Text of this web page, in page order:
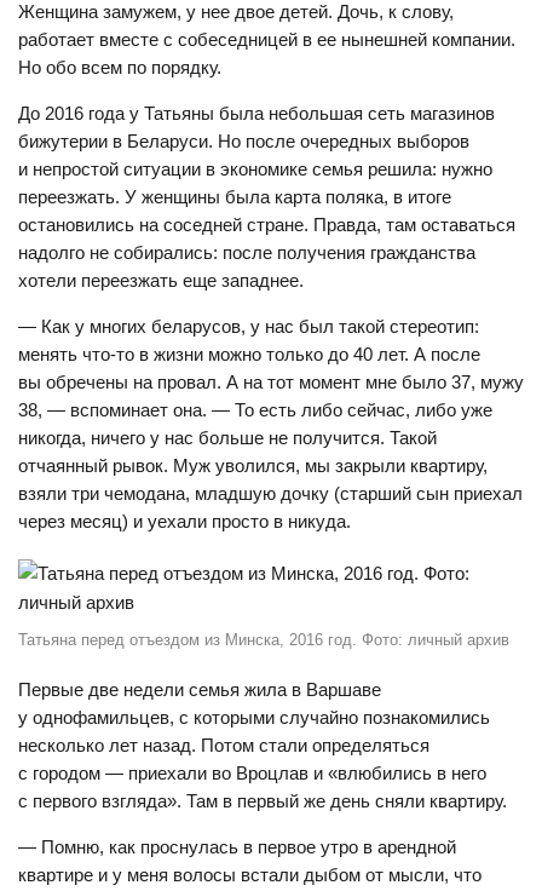
Женщина замужем, у нее двое детей. Дочь, к слову,
работает вместе с собеседницей в ее нынешней компании.
Но обо всем по порядку.
До 2016 года у Татьяны была небольшая сеть магазинов
бижутерии в Беларуси. Но после очередных выборов
и непростой ситуации в экономике семья решила: нужно
переезжать. У женщины была карта поляка, в итоге
остановились на соседней стране. Правда, там оставаться
надолго не собирались: после получения гражданства
хотели переезжать еще западнее.
— Как у многих беларусов, у нас был такой стереотип:
менять что-то в жизни можно только до 40 лет. А после
вы обречены на провал. А на тот момент мне было 37, мужу
38, — вспоминает она. — То есть либо сейчас, либо уже
никогда, ничего у нас больше не получится. Такой
отчаянный рывок. Муж уволился, мы закрыли квартиру,
взяли три чемодана, младшую дочку (старший сын приехал
через месяц) и уехали просто в никуда.
Татьяна перед отъездом из Минска, 2016 год. Фото: личный архив
Первые две недели семья жила в Варшаве
у однофамильцев, с которыми случайно познакомились
несколько лет назад. Потом стали определяться
с городом — приехали во Вроцлав и «влюбились в него
с первого взгляда». Там в первый же день сняли квартиру.
— Помню, как проснулась в первое утро в арендной
квартире и у меня волосы встали дыбом от мысли, что